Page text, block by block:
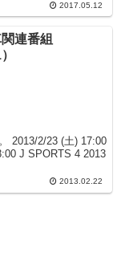
2017.05.12
連番組
2013/2/23 (土) 17:00
J SPORTS 4 2013
2013.02.22